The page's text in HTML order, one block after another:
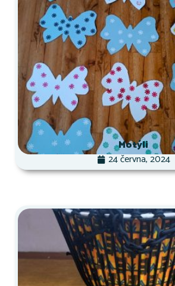
Motýli
24 června, 2024